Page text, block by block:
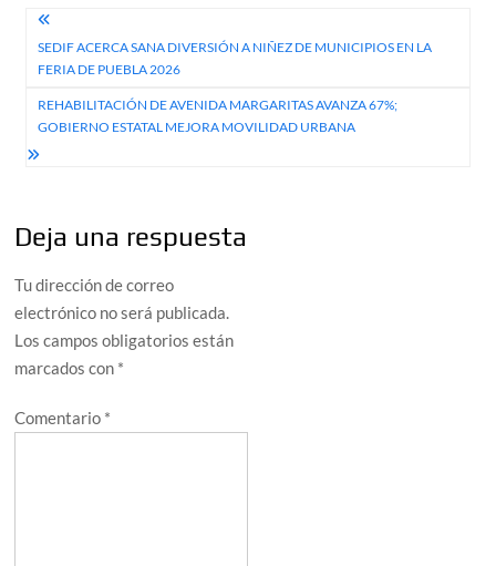
Navegación
de
entradas
SEDIF ACERCA SANA DIVERSIÓN A NIÑEZ DE MUNICIPIOS EN LA
FERIA DE PUEBLA 2026
REHABILITACIÓN DE AVENIDA MARGARITAS AVANZA 67%;
GOBIERNO ESTATAL MEJORA MOVILIDAD URBANA
Deja una respuesta
Tu dirección de correo
electrónico no será publicada.
Los campos obligatorios están
marcados con *
Comentario *